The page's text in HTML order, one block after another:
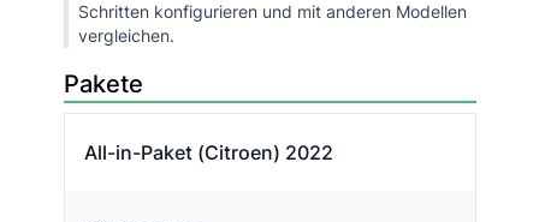
Schritten konfigurieren und mit anderen Modellen
vergleichen.
Pakete
All-in-Paket (Citroen) 2022